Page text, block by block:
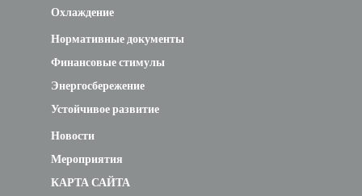
Охлаждение
Нормативные документы
Финансовые стимулы
Энергосбережение
Устойчивое развитие
Новости
Мероприятия
КАРТА САЙТА